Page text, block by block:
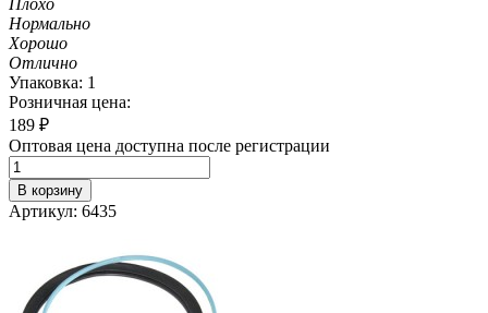
Нормально
Хорошо
Отлично
Упаковка: 1
Розничная цена:
189 ₽
Оптовая цена доступна после регистрации
В корзину
Артикул: 6435